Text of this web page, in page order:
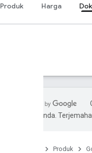
Produk Harga
pilihan Anda.
Produk